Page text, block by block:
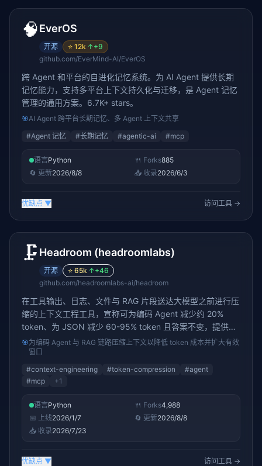
🧠EverOS
开源 ⭐ 12k ↑+9
github.com/EverMind-AI/EverOS
跨 Agent 和平台的自进化记忆系统。为 AI Agent 提供长期
记忆能力，支持多平台上下文持久化与迁移，是 Agent 记忆
管理的通用方案。6.7K+ stars。
🎯AI Agent 跨平台长期记忆、多 Agent 上下文共享
#Agent 记忆 #长期记忆 #agentic-ai #mcp
语言Python 🍴 Forks885
🔄 更新2026/8/8 📥 收录2026/6/3
优缺点 ▼ 访问工具 →
🗜️ Headroom (headroomlabs)
开源 ⭐ 65k ↑+46
github.com/headroomlabs-ai/headroom
在工具输出、日志、文件与 RAG 片段送达大模型之前进行压
缩的上下文工程工具，宣称可为编码 Agent 减少约 20%
token、为 JSON 减少 60-95% token 且答案不变，提供
库、代理与 MCP server 多种接入方式。约 61245 stars。
🎯为编码 Agent 与 RAG 链路压缩上下文以降低 token 成本并扩大有效
窗口
#context-engineering #token-compression #agent
#mcp +1
语言Python 🍴 Forks4,988
📅 上线2026/1/7 🔄 更新2026/8/8
📥 收录2026/7/23
优缺点 ▼ 访问工具 →